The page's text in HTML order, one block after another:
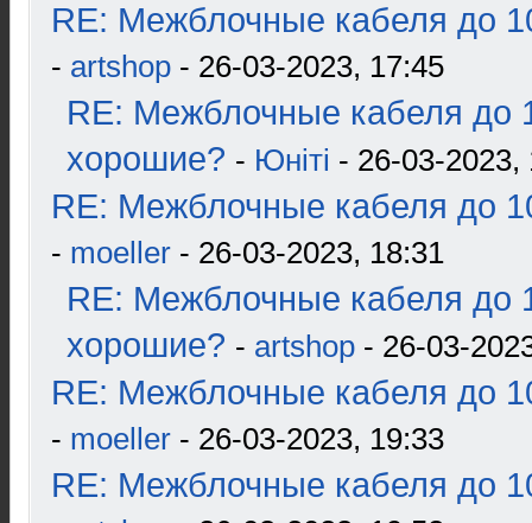
RE: Межблочные кабеля до
- artshop - 26-03-2023, 17:45
RE: Межблочные кабеля до
хорошие? - Юнiтi - 26-03-2023,
RE: Межблочные кабеля до
- moeller - 26-03-2023, 18:31
RE: Межблочные кабеля до
хорошие? - artshop - 26-03-
RE: Межблочные кабеля до
- moeller - 26-03-2023, 19:33
RE: Межблочные кабеля до